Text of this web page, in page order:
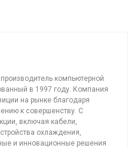
компьютерной
в 1997 году. Компания
на рынке благодаря
к совершенству. С
включая кабели,
охлаждения,
и инновационные решения